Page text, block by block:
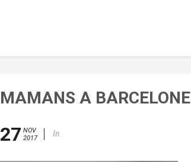
MAMANS A BARCELONE
27 NOV
2017
In